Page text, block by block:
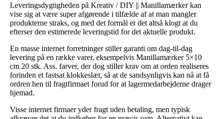
Leveringsdygtigheden på Kreativ / DIY || Manillamærker kan
vise sig at være super afgørende i tilfælde af at man mangler
produkterne straks, og med det formål er det altså klogt at du
efterser den estimerede leveringstid for det aktuelle produkt.
En masse internet forretninger stiller garanti om dag-til-dag
levering på en række varer, eksempelvis Manillamærker 5×10
cm 20 stk. Ass. farver, der dog stiller krav om at orden realiseres
forinden et fastsat klokkeslæt, så at de sandsynligvis kan nå at få
ordren hen til fragtfirmaet forud for at lagermedarbejderne drager
hjemad.
Visse internet firmaer yder fragt uden betaling, men typisk